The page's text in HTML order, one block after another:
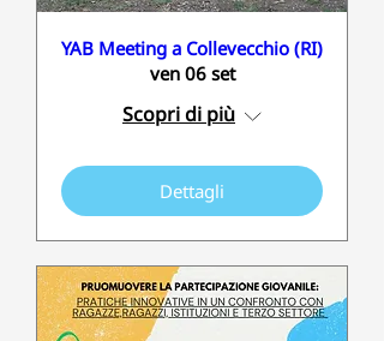
YAB Meeting a Collevecchio (RI)
ven 06 set
Scopri di più
Dettagli